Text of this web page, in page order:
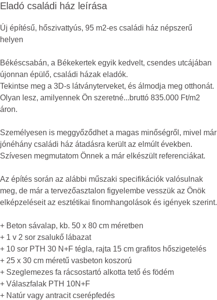
Eladó családi ház leírása
Új építésű, hőszivattyús, 95 m2-es családi ház népszerű
helyen
Békéscsabán, a Békekertek egyik kedvelt, csendes utcájában
újonnan épülő, családi házak eladók.
Tekintse meg a 3D-s látványterveket, és álmodja meg otthonát.
Olyan lesz, amilyennek Ön szeretné...bruttó 835.000 Ft/m2
áron.
Személyesen is meggyőződhet a magas minőségről, mivel már
jónéhány családi ház átadásra került az elmúlt években.
Szívesen megmutatom Önnek a már elkészült referenciákat.
Az építés során az alábbi műszaki specifikációk valósulnak
meg, de már a tervezőasztalon figyelembe vesszük az Önök
elképzeléseit az esztétikai finomhangolások és igények szerint.
+ Beton sávalap, kb. 50 x 80 cm méretben
+ 1 v 2 sor zsalukő lábazat
+ 10 sor PTH 30 N+F tégla, rajta 15 cm grafitos hőszigetelés
+ 25 x 30 cm méretű vasbeton koszorú
+ Szeglemezes fa rácsostartó alkotta tető és födém
+ Válaszfalak PTH 10N+F
+ Natúr vagy antracit cserépfedés